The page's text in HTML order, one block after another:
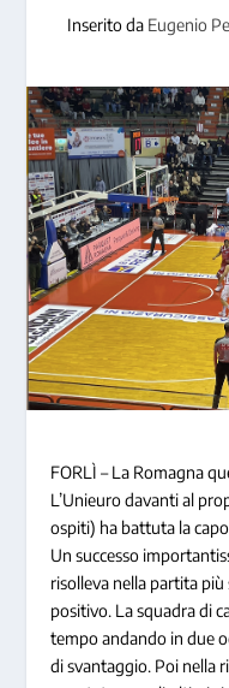
Inserito da Eugenio
FORLÌ – La Romagna
L’Unieuro davanti al
ospiti) ha battuta la
Un successo
risolleva nella partita
positivo. La squadra di
tempo andando in due
di svantaggio. Poi nella